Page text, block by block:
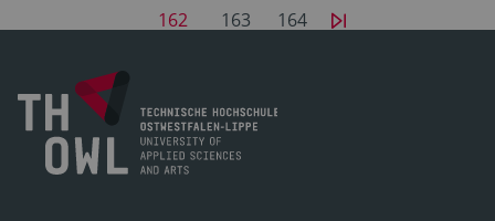
162 163 164